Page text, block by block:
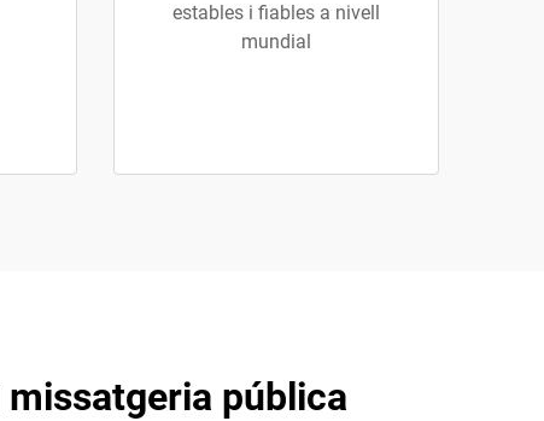
estables i fiables a nivell
mundial
pública